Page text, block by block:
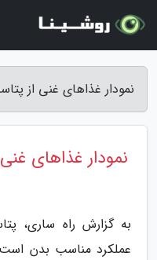
نمودار غذاهای غنی از
نمودار غذاهای
به گزارش راه ساری،
عملکرد مناسب بدن